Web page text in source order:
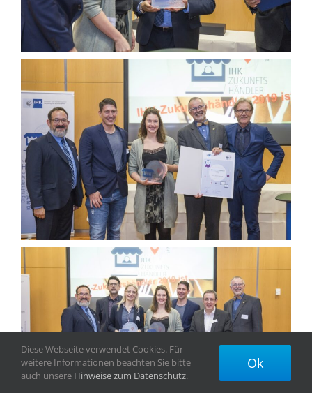
Diese Webseite verwendet Cookies. Für
weitere Informationen beachten Sie bitte
auch unsere Hinweise zum Datenschutz.
Ok